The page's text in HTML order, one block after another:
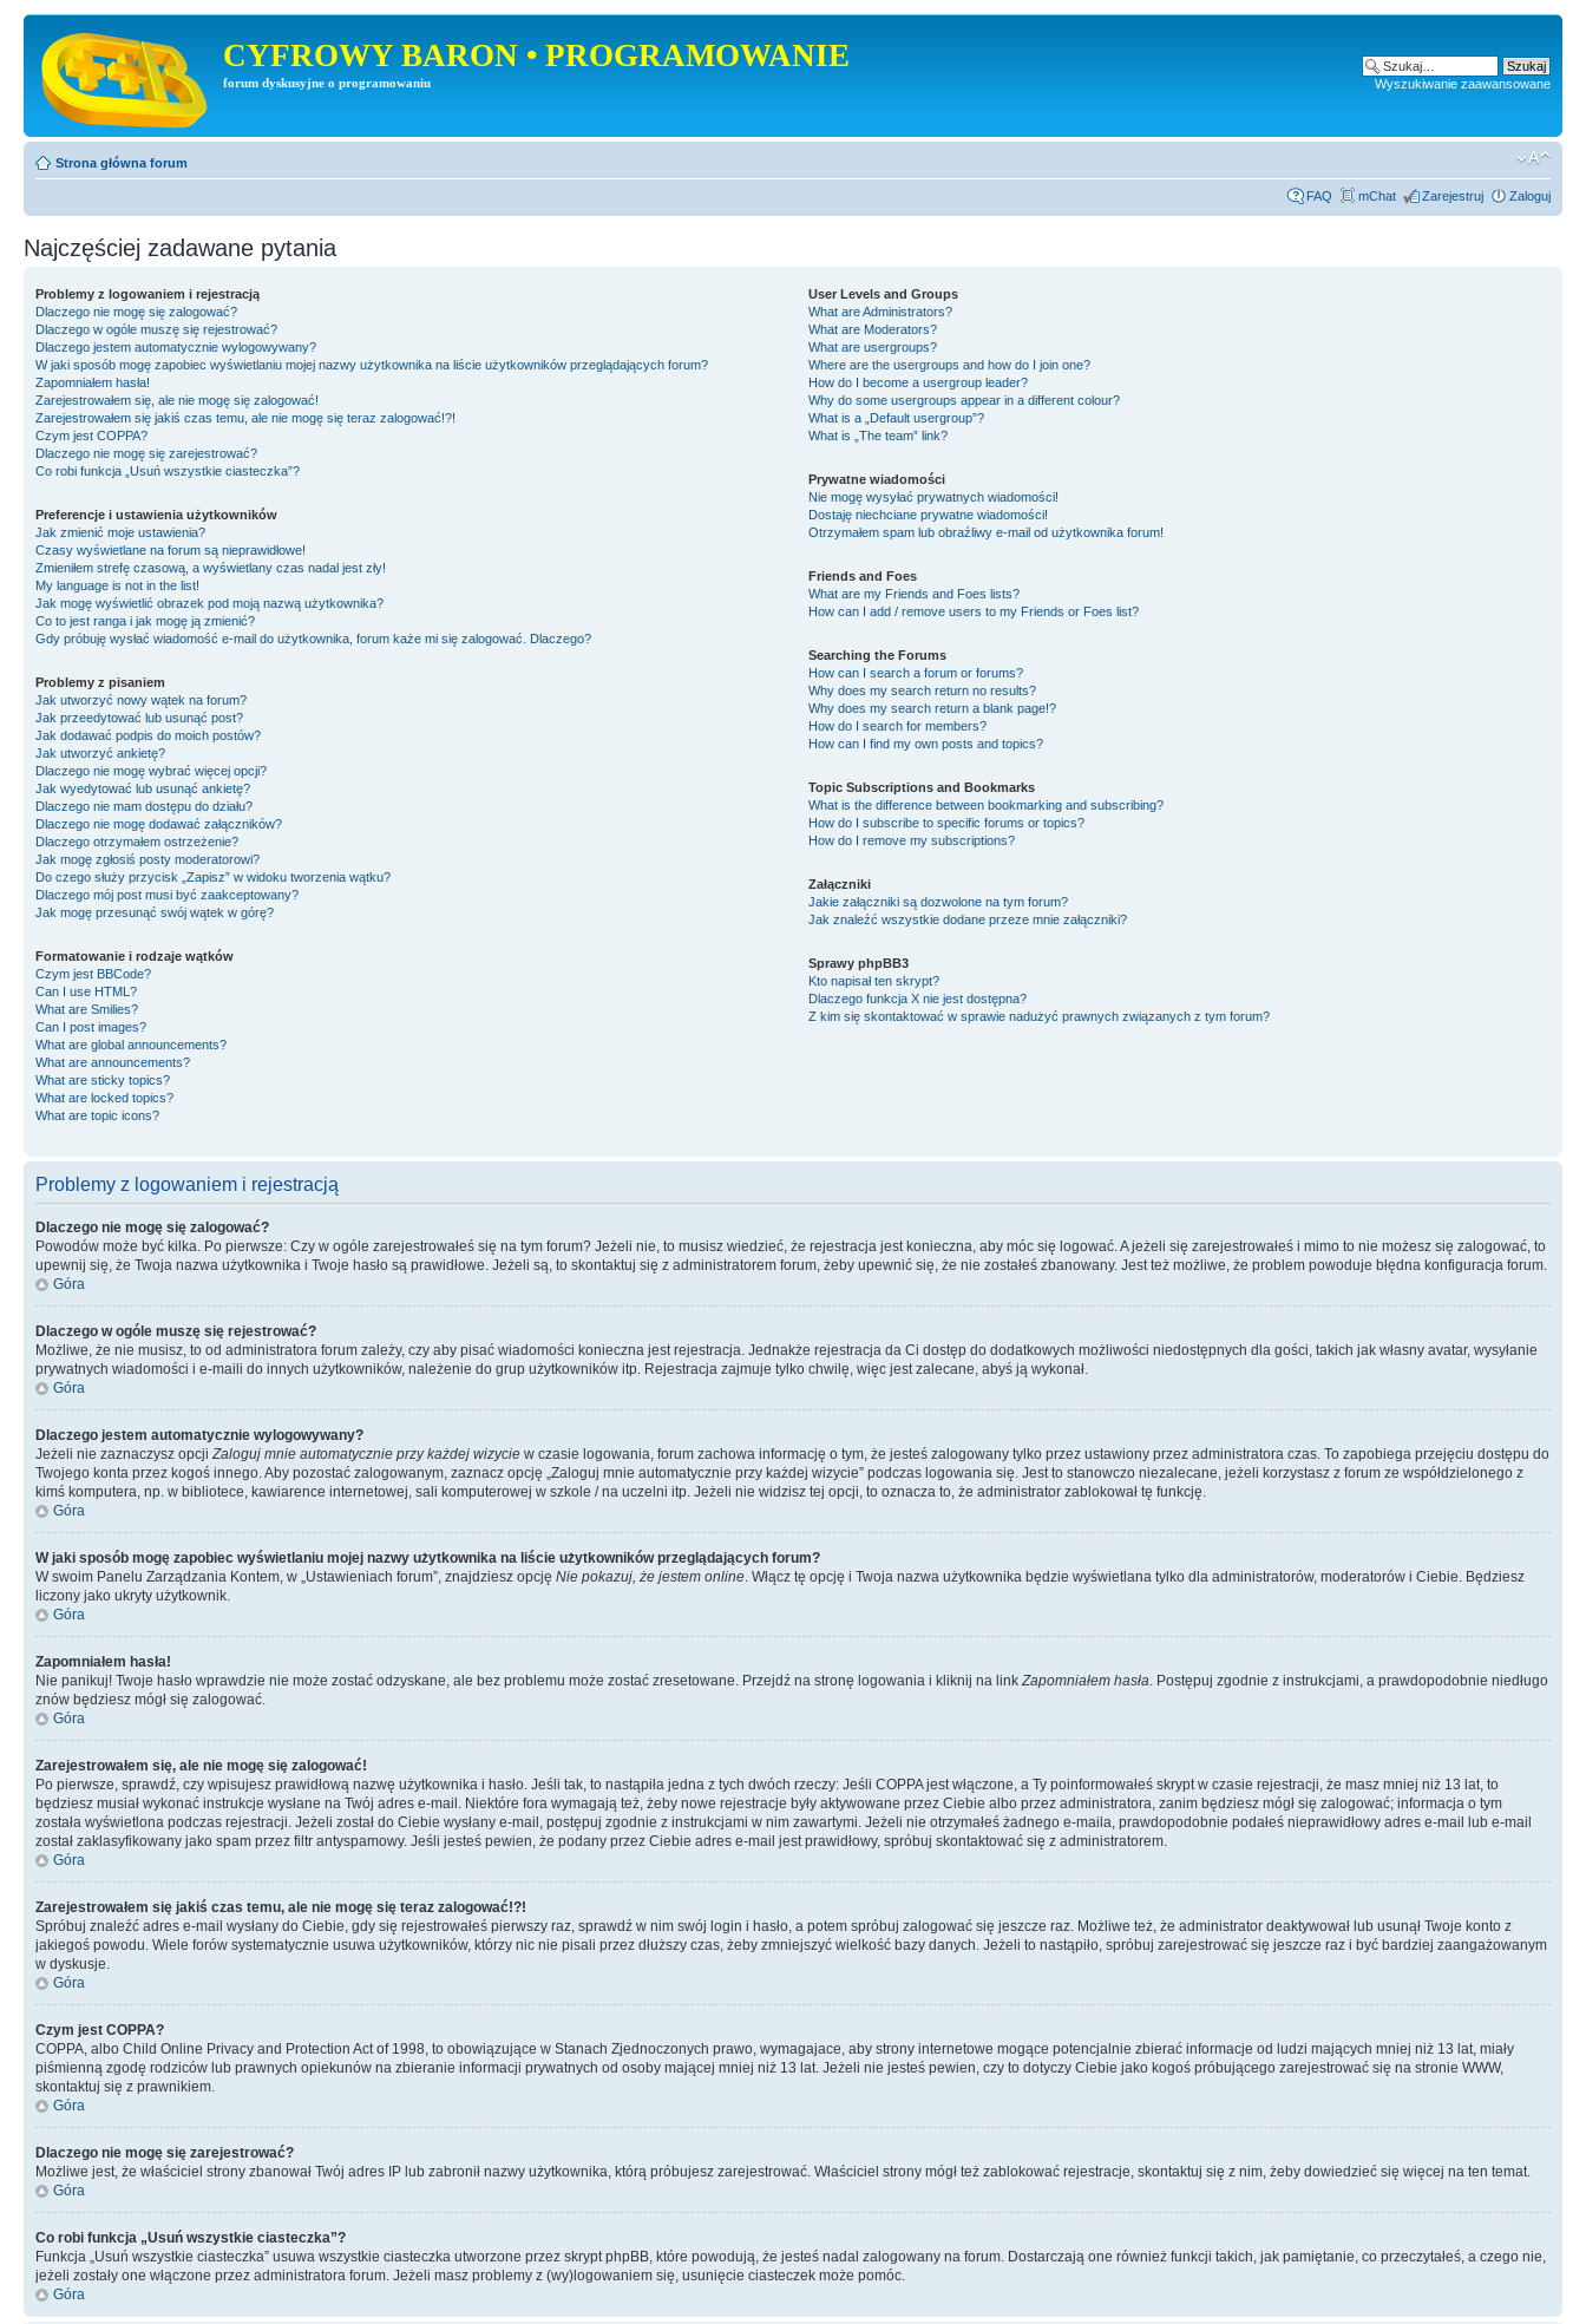
CYFROWY BARON • PROGRAMOWANIE
forum dyskusyjne o programowaniu Wyszukiwanie zaawansowane
Strona główna forum
FAQ mChat Zarejestruj Zaloguj
Najczęściej zadawane pytania
Problemy z logowaniem i rejestracją
Dlaczego nie mogę się zalogować?
Dlaczego w ogóle muszę się rejestrować?
Dlaczego jestem automatycznie wylogowywany?
W jaki sposób mogę zapobiec wyświetlaniu mojej nazwy użytkownika na liście użytkowników przeglądających forum?
Zapomniałem hasła!
Zarejestrowałem się, ale nie mogę się zalogować!
Zarejestrowałem się jakiś czas temu, ale nie mogę się teraz zalogować!?!
Czym jest COPPA?
Dlaczego nie mogę się zarejestrować?
Co robi funkcja „Usuń wszystkie ciasteczka”?
Preferencje i ustawienia użytkowników
Jak zmienić moje ustawienia?
Czasy wyświetlane na forum są nieprawidłowe!
Zmieniłem strefę czasową, a wyświetlany czas nadal jest zły!
My language is not in the list!
Jak mogę wyświetlić obrazek pod moją nazwą użytkownika?
Co to jest ranga i jak mogę ją zmienić?
Gdy próbuję wysłać wiadomość e-mail do użytkownika, forum każe mi się zalogować. Dlaczego?
Problemy z pisaniem
Jak utworzyć nowy wątek na forum?
Jak przeedytować lub usunąć post?
Jak dodawać podpis do moich postów?
Jak utworzyć ankietę?
Dlaczego nie mogę wybrać więcej opcji?
Jak wyedytować lub usunąć ankietę?
Dlaczego nie mam dostępu do działu?
Dlaczego nie mogę dodawać załączników?
Dlaczego otrzymałem ostrzeżenie?
Jak mogę zgłosiś posty moderatorowi?
Do czego służy przycisk „Zapisz” w widoku tworzenia wątku?
Dlaczego mój post musi być zaakceptowany?
Jak mogę przesunąć swój wątek w górę?
Formatowanie i rodzaje wątków
Czym jest BBCode?
Can I use HTML?
What are Smilies?
Can I post images?
What are global announcements?
What are announcements?
What are sticky topics?
What are locked topics?
What are topic icons?
User Levels and Groups
What are Administrators?
What are Moderators?
What are usergroups?
Where are the usergroups and how do I join one?
How do I become a usergroup leader?
Why do some usergroups appear in a different colour?
What is a „Default usergroup”?
What is „The team” link?
Prywatne wiadomości
Nie mogę wysyłać prywatnych wiadomości!
Dostaję niechciane prywatne wiadomości!
Otrzymałem spam lub obraźliwy e-mail od użytkownika forum!
Friends and Foes
What are my Friends and Foes lists?
How can I add / remove users to my Friends or Foes list?
Searching the Forums
How can I search a forum or forums?
Why does my search return no results?
Why does my search return a blank page!?
How do I search for members?
How can I find my own posts and topics?
Topic Subscriptions and Bookmarks
What is the difference between bookmarking and subscribing?
How do I subscribe to specific forums or topics?
How do I remove my subscriptions?
Załączniki
Jakie załączniki są dozwolone na tym forum?
Jak znaleźć wszystkie dodane przeze mnie załączniki?
Sprawy phpBB3
Kto napisał ten skrypt?
Dlaczego funkcja X nie jest dostępna?
Z kim się skontaktować w sprawie nadużyć prawnych związanych z tym forum?
Problemy z logowaniem i rejestracją
Dlaczego nie mogę się zalogować?
Powodów może być kilka. Po pierwsze: Czy w ogóle zarejestrowałeś się na tym forum? Jeżeli nie, to musisz wiedzieć, że rejestracja jest konieczna, aby móc się logować. A jeżeli się zarejestrowałeś i mimo to nie możesz się zalogować, to
upewnij się, że Twoja nazwa użytkownika i Twoje hasło są prawidłowe. Jeżeli są, to skontaktuj się z administratorem forum, żeby upewnić się, że nie zostałeś zbanowany. Jest też możliwe, że problem powoduje błędna konfiguracja forum.
Góra
Dlaczego w ogóle muszę się rejestrować?
Możliwe, że nie musisz, to od administratora forum zależy, czy aby pisać wiadomości konieczna jest rejestracja. Jednakże rejestracja da Ci dostęp do dodatkowych możliwości niedostępnych dla gości, takich jak własny avatar, wysyłanie
prywatnych wiadomości i e-maili do innych użytkowników, należenie do grup użytkowników itp. Rejestracja zajmuje tylko chwilę, więc jest zalecane, abyś ją wykonał.
Góra
Dlaczego jestem automatycznie wylogowywany?
Jeżeli nie zaznaczysz opcjiZaloguj mnie automatycznie przy każdej wizycie w czasie logowania, forum zachowa informację o tym, że jesteś zalogowany tylko przez ustawiony przez administratora czas. To zapobiega przejęciu dostępu do
Twojego konta przez kogoś innego. Aby pozostać zalogowanym, zaznacz opcję „Zaloguj mnie automatycznie przy każdej wizycie” podczas logowania się. Jest to stanowczo niezalecane, jeżeli korzystasz z forum ze współdzielonego z
kimś komputera, np. w bibliotece, kawiarence internetowej, sali komputerowej w szkole / na uczelni itp. Jeżeli nie widzisz tej opcji, to oznacza to, że administrator zablokował tę funkcję.
Góra
W jaki sposób mogę zapobiec wyświetlaniu mojej nazwy użytkownika na liście użytkowników przeglądających forum?
W swoim Panelu Zarządzania Kontem, w „Ustawieniach forum”, znajdziesz opcję Nie pokazuj, że jestem online. Włącz tę opcję i Twoja nazwa użytkownika będzie wyświetlana tylko dla administratorów, moderatorów i Ciebie. Będziesz
liczony jako ukryty użytkownik.
Góra
Zapomniałem hasła!
Nie panikuj! Twoje hasło wprawdzie nie może zostać odzyskane, ale bez problemu może zostać zresetowane. Przejdź na stronę logowania i kliknij na linkZapomniałem hasła. Postępuj zgodnie z instrukcjami, a prawdopodobnie niedługo
znów będziesz mógł się zalogować.
Góra
Zarejestrowałem się, ale nie mogę się zalogować!
Po pierwsze, sprawdź, czy wpisujesz prawidłową nazwę użytkownika i hasło. Jeśli tak, to nastąpiła jedna z tych dwóch rzeczy: Jeśli COPPA jest włączone, a Ty poinformowałeś skrypt w czasie rejestracji, że masz mniej niż 13 lat, to
będziesz musiał wykonać instrukcje wysłane na Twój adres e-mail. Niektóre fora wymagają też, żeby nowe rejestracje były aktywowane przez Ciebie albo przez administratora, zanim będziesz mógł się zalogować; informacja o tym
została wyświetlona podczas rejestracji. Jeżeli został do Ciebie wysłany e-mail, postępuj zgodnie z instrukcjami w nim zawartymi. Jeżeli nie otrzymałeś żadnego e-maila, prawdopodobnie podałeś nieprawidłowy adres e-mail lub e-mail
został zaklasyfikowany jako spam przez filtr antyspamowy. Jeśli jesteś pewien, że podany przez Ciebie adres e-mail jest prawidłowy, spróbuj skontaktować się z administratorem.
Góra
Zarejestrowałem się jakiś czas temu, ale nie mogę się teraz zalogować!?!
Spróbuj znaleźć adres e-mail wysłany do Ciebie, gdy się rejestrowałeś pierwszy raz, sprawdź w nim swój login i hasło, a potem spróbuj zalogować się jeszcze raz. Możliwe też, że administrator deaktywował lub usunął Twoje konto z
jakiegoś powodu. Wiele forów systematycznie usuwa użytkowników, którzy nic nie pisali przez dłuższy czas, żeby zmniejszyć wielkość bazy danych. Jeżeli to nastąpiło, spróbuj zarejestrować się jeszcze raz i być bardziej zaangażowanym
w dyskusje.
Góra
Czym jest COPPA?
COPPA, albo Child Online Privacy and Protection Act of 1998, to obowiązujące w Stanach Zjednoczonych prawo, wymagajace, aby strony internetowe mogące potencjalnie zbierać informacje od ludzi mających mniej niż 13 lat, miały
piśmienną zgodę rodziców lub prawnych opiekunów na zbieranie informacji prywatnych od osoby mającej mniej niż 13 lat. Jeżeli nie jesteś pewien, czy to dotyczy Ciebie jako kogoś próbującego zarejestrować się na stronie WWW,
skontaktuj się z prawnikiem.
Góra
Dlaczego nie mogę się zarejestrować?
Możliwe jest, że właściciel strony zbanował Twój adres IP lub zabronił nazwy użytkownika, którą próbujesz zarejestrować. Właściciel strony mógł też zablokować rejestracje, skontaktuj się z nim, żeby dowiedzieć się więcej na ten temat.
Góra
Co robi funkcja „Usuń wszystkie ciasteczka”?
Funkcja „Usuń wszystkie ciasteczka” usuwa wszystkie ciasteczka utworzone przez skrypt phpBB, które powodują, że jesteś nadal zalogowany na forum. Dostarczają one również funkcji takich, jak pamiętanie, co przeczytałeś, a czego nie,
jeżeli zostały one włączone przez administratora forum. Jeżeli masz problemy z (wy)logowaniem się, usunięcie ciasteczek może pomóc.
Góra